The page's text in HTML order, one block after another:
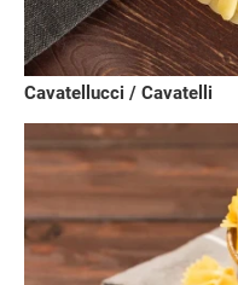
Cavatellucci / Cavatelli